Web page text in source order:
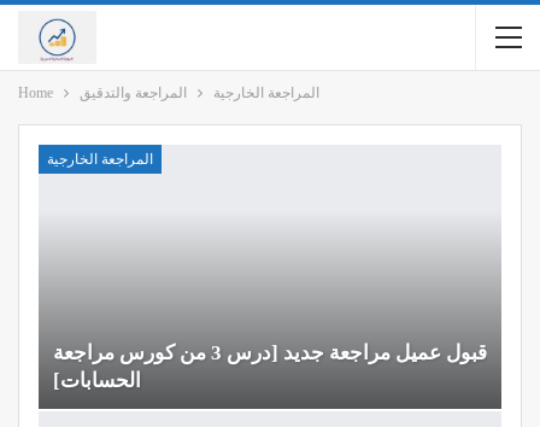
Home المراجعة والتدقيق المراجعة الخارجية
المراجعة الخارجية
قبول عميل مراجعة جديد [درس 3 من كورس مراجعة
الحسابات]